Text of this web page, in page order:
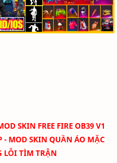
SKIN FREE FIRE OB39 V1
- MOD SKIN QUẦN ÁO MẶC
LỖI TÌM TRẬN